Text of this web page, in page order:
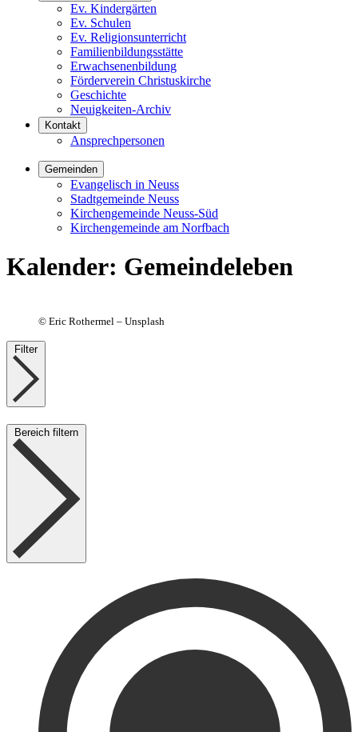
Ev. Kindergärten
Ev. Schulen
Ev. Religionsunterricht
Familienbildungsstätte
Erwachsenenbildung
Förderverein Christuskirche
Geschichte
Neuigkeiten-Archiv
Kontakt
Ansprechpersonen
Gemeinden
Evangelisch in Neuss
Stadtgemeinde Neuss
Kirchengemeinde Neuss-Süd
Kirchengemeinde am Norfbach
Kalender: Gemeindeleben
© Eric Rothermel – Unsplash
Filter